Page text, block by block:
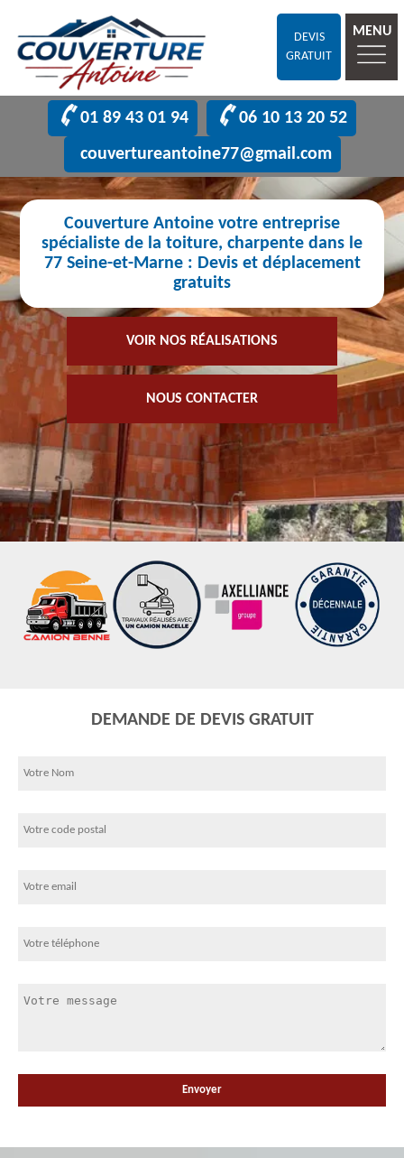
DEVIS
GRATUIT
MENU
01 89 43 01 94
06 10 13 20 52
couvertureantoine77@gmail.com
Couverture Antoine votre entreprise
spécialiste de la toiture, charpente dans le
77 Seine-et-Marne : Devis et déplacement
gratuits
VOIR NOS RÉALISATIONS
NOUS CONTACTER
DEMANDE DE DEVIS GRATUIT